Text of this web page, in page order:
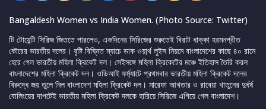
Bangaldesh Women vs India Women. (Photo Source: Twitter)
টি টোয়েন্টি সিরিজ জিততে পারলেও, একদিনের সিরিজের শুরুতেই বিরাট ধাক্কা হরমনপ্রীত
কৌরের ভারতীয় দলের। বৃষ্টি বিঘ্নিত ম্যাচে ডাক ওয়া্র্থ লুইস নিয়মে বাংলাদেশের কাছে ৪০ রানে
হেরে গেল ভারতীয় মহিলা ক্রিকেট দল। সেইসঙ্গে মহিলা ক্রিকেটের মঞ্চে ইতিহাস তৈরি করল
বাংলাদেশের মহিলা ক্রিকেট দল। ওডিআই ফর্ম্যাটে প্রথমবার ভারতীয় মহিলা ক্রিকেট দলের
বিরুদ্ধে জয় তুলে নিল বাংলাদেশ মহিলা ক্রিকেট দল। মারেফা আখতার ও রাবেয়া খাতুনের দুর্ধর্ষ
বোলিংয়ের দাপটেই ভারতীয় মহিলা ক্রিকেট দলকে হারিয়ে সিরিজে এগিয়ে গেল বাংলাদেশ।